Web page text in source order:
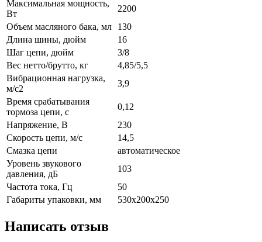
Максимальная мощность,
Вт
2200
Объем масляного бака, мл
130
Длина шины, дюйм
16
Шаг цепи, дюйм
3/8
Вес нетто/брутто, кг
4,85/5,5
Вибрационная нагрузка,
м/c2
3,9
Время срабатывания
тормоза цепи, с
0,12
Напряжение, В
230
Скорость цепи, м/с
14,5
Смазка цепи
автоматическое
Уровень звукового
давления, дБ
103
Частота тока, Гц
50
Габариты упаковки, мм
530х200х250
Написать отзыв